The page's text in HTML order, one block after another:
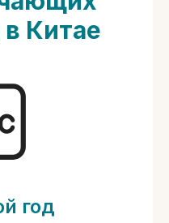
Китае
год